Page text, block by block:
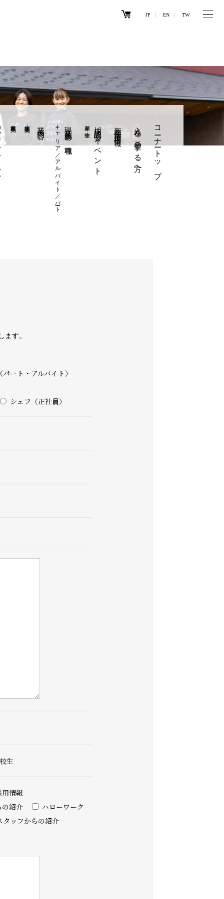
JP EN TW
コーナートップ
入社を希望する方へ
新卒採用選考情報
採用説明会・イベント
新卒／中途
現在募集中の職種
キャリア／アルバイト／パート
ン
す。
ート・アルバイト）
シェフ（正社員）
生
情報
紹介
ハローワーク
タッフからの紹介